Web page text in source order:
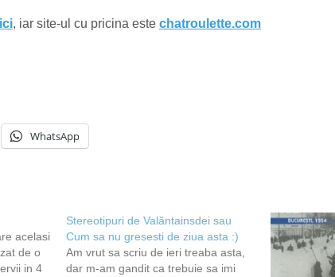
, iar site-ul cu pricina este chatroulette.com
WhatsApp
acelasi
de o
in 4
Stereotipuri de Valăntainsdei sau
Cum sa nu gresesti de ziua asta :)
Am vrut sa scriu de ieri treaba asta,
dar m-am gandit ca trebuie sa imi